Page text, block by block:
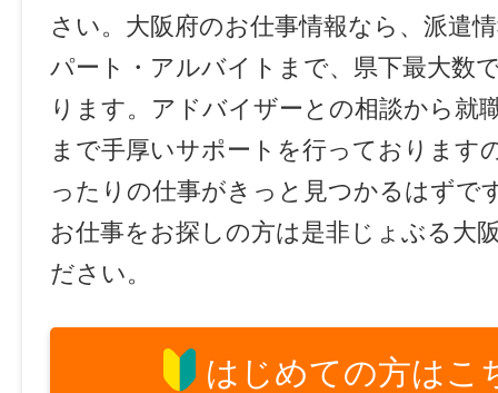
さい。大阪府のお仕事情報なら、派遣
パート・アルバイトまで、県下最大数
ります。アドバイザーとの相談から就
まで手厚いサポートを行っております
ったりの仕事がきっと見つかるはずで
お仕事をお探しの方は是非じょぶる大
ださい。
はじめての方はこ